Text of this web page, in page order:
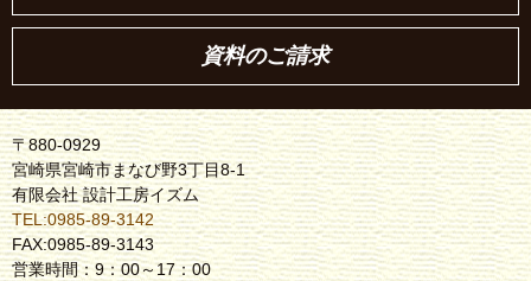
資料のご請求
〒880-0929
宮崎県宮崎市まなび野3丁目8-1
有限会社 設計工房イズム
TEL:0985-89-3142
FAX:0985-89-3143
営業時間：9：00～17：00